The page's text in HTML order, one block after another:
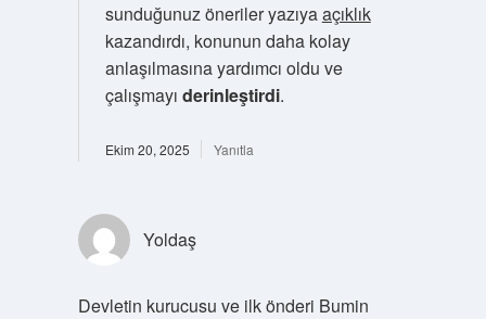
sunduğunuz öneriler yazıyaaçıklık
kazandırdı, konunun daha kolay
anlaşılmasına yardımcı oldu ve
çalışmayı derinleştirdi.
Ekim 20, 2025 Yanıtla
Yoldaş
Devletin kurucusu ve ilk önderi Bumin